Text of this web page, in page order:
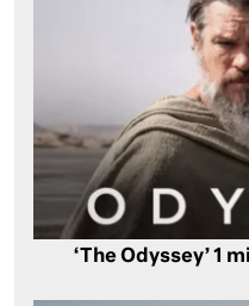
‘The Odyssey’ 1